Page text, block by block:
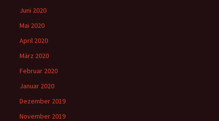
Juni 2020
Mai 2020
April 2020
März 2020
Februar 2020
Januar 2020
Dezember 2019
November 2019